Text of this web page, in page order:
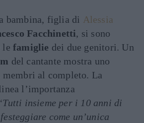
bambina, figlia di Alessia
Facchinetti, si sono
le famiglie dei due genitori. Un
del cantante mostra uno
al completo. La
l’importanza
insieme per i 10 anni di
come un’unica